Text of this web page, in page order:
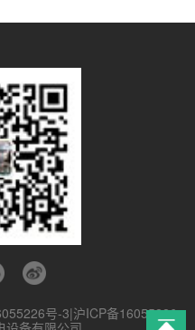
号-3|沪ICP备16055226